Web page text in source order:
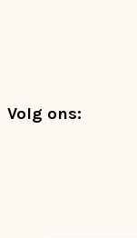
Footer
Volg ons: